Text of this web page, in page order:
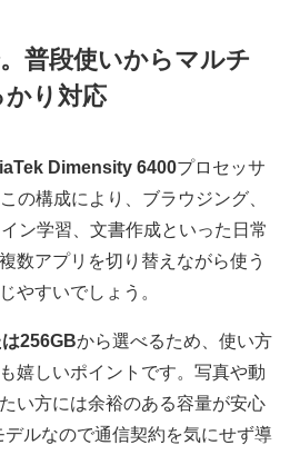
普段使いからマルチ
かり対応
Dimensity 6400プロセッサ
の構成により、ブラウジング、
ン学習、文書作成といった日常
数アプリを切り替えながら使う
やすいでしょう。
256GBから選べるため、使い方
嬉しいポイントです。写真や動
い方には余裕のある容量が安心
ルなので通信契約を気にせず導